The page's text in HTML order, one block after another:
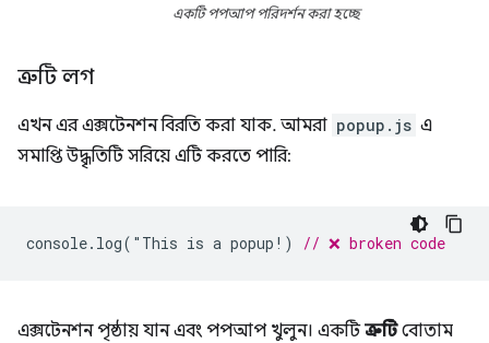
একটি পপআপ পরিদর্শন করা হচ্ছে
ত্রুটি লগ
এখন এর এক্সটেনশন বিরতি করা যাক. আমরা popup.js এ
সমাপ্তি উদ্ধৃতিটি সরিয়ে এটি করতে পারি:
console. log( " This is a popup ! ) // ❌ broken code
এক্সটেনশন পৃষ্ঠায় যান এবং পপআপ খুলুন। একটিত্রুটিবোতাম